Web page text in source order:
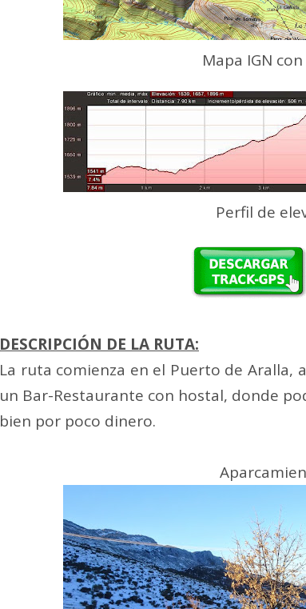
Mapa IGN
Perfil de
DESCRIPCIÓN DE LA RUTA:
La ruta comienza en el Puerto de Aralla,
un Bar-Restaurante con hostal, donde
bien por poco dinero.